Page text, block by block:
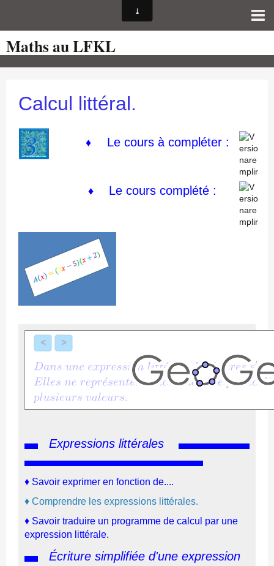
Page d'accueil
Pour les Profs
auto-évaluations
TICE
Sujets de bac
Programmes officiels
Maths au LFKL
Calcul littéral.
♦ Le cours à compléter :
♦ Le cours complété :
Expressions littérales
♦ Savoir exprimer en fonction de....
♦ Comprendre les expressions littérales.
♦ Savoir traduire un programme de calcul par une
expression littérale.
Écriture simplifiée d'une expression